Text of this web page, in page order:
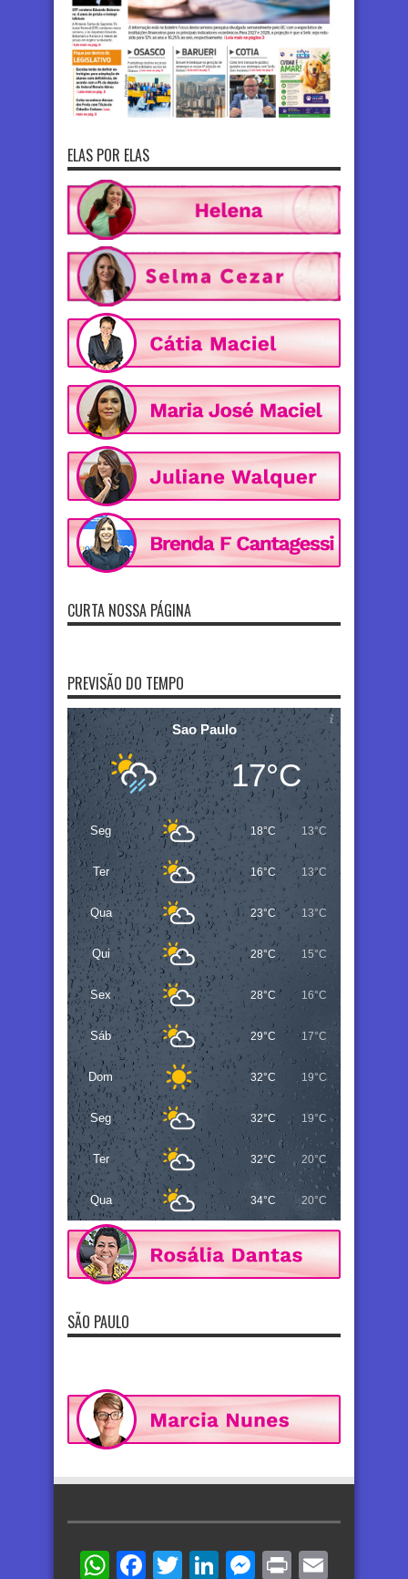
ELAS POR ELAS
CURTA NOSSA PÁGINA
PREVISÃO DO TEMPO
Sao Paulo
17°C
Seg 18°C 13°C
Ter 16°C 13°C
Qua 23°C 13°C
Qui 28°C 15°C
Sex 28°C 16°C
Sáb 29°C 17°C
Dom 32°C 19°C
Seg 32°C 19°C
Ter 32°C 20°C
Qua 34°C 20°C
SÃO PAULO
WhatsApp
Facebook
TwitterLinkedIn
Messenger
Print